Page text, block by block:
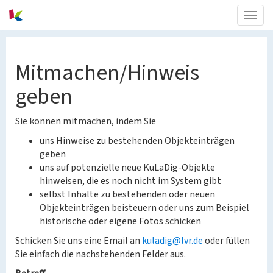
Mitmachen/Hinweis
geben
Sie können mitmachen, indem Sie
uns Hinweise zu bestehenden Objekteinträgen
geben
uns auf potenzielle neue KuLaDig-Objekte
hinweisen, die es noch nicht im System gibt
selbst Inhalte zu bestehenden oder neuen
Objekteinträgen beisteuern oder uns zum Beispiel
historische oder eigene Fotos schicken
Schicken Sie uns eine Email an kuladig@lvr.deoder füllen
Sie einfach die nachstehenden Felder aus.